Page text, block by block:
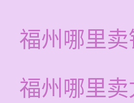
福州哪里
福州哪里